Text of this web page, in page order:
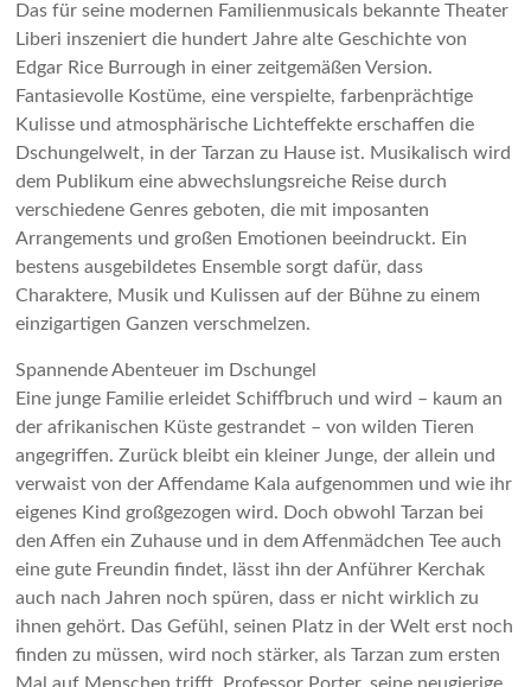
Das für seine modernen Familienmusicals bekannte Theater
Liberi inszeniert die hundert Jahre alte Geschichte von
Edgar Rice Burrough in einer zeitgemäßen Version.
Fantasievolle Kostüme, eine verspielte, farbenprächtige
Kulisse und atmosphärische Lichteffekte erschaffen die
Dschungelwelt, in der Tarzan zu Hause ist. Musikalisch wird
dem Publikum eine abwechslungsreiche Reise durch
verschiedene Genres geboten, die mit imposanten
Arrangements und großen Emotionen beeindruckt. Ein
bestens ausgebildetes Ensemble sorgt dafür, dass
Charaktere, Musik und Kulissen auf der Bühne zu einem
einzigartigen Ganzen verschmelzen.
Spannende Abenteuer im Dschungel
Eine junge Familie erleidet Schiffbruch und wird – kaum an
der afrikanischen Küste gestrandet – von wilden Tieren
angegriffen. Zurück bleibt ein kleiner Junge, der allein und
verwaist von der Affendame Kala aufgenommen und wie ihr
eigenes Kind großgezogen wird. Doch obwohl Tarzan bei
den Affen ein Zuhause und in dem Affenmädchen Tee auch
eine gute Freundin findet, lässt ihn der Anführer Kerchak
auch nach Jahren noch spüren, dass er nicht wirklich zu
ihnen gehört. Das Gefühl, seinen Platz in der Welt erst noch
finden zu müssen, wird noch stärker, als Tarzan zum ersten